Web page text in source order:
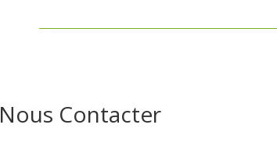
Nous Contacter